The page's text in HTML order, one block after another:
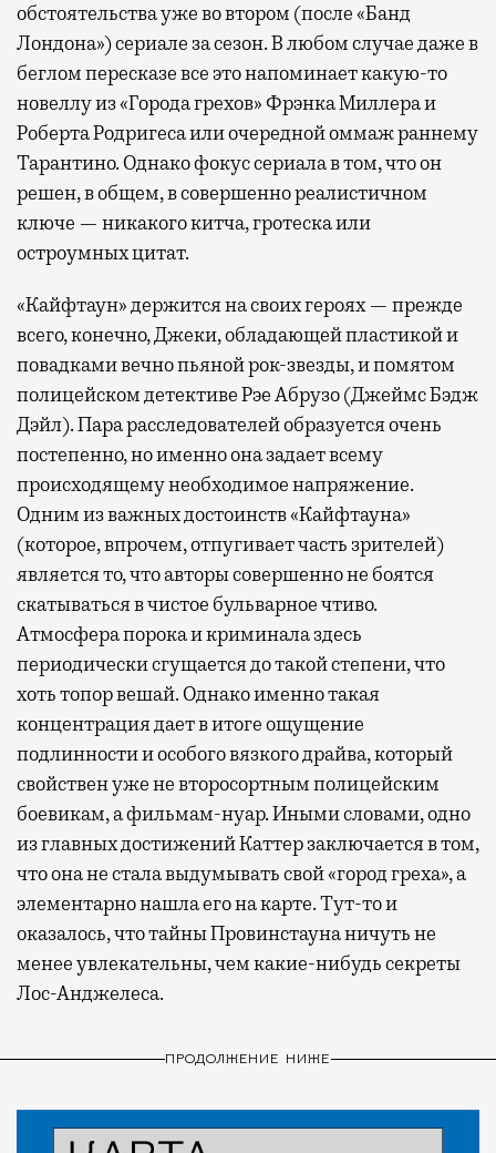
обстоятельства уже во втором (после «Банд
Лондона») сериале за сезон. В любом случае даже в
беглом пересказе все это напоминает какую-то
новеллу из «Города грехов» Фрэнка Миллера и
Роберта Родригеса или очередной оммаж раннему
Тарантино. Однако фокус сериала в том, что он
решен, в общем, в совершенно реалистичном
ключе — никакого китча, гротеска или
остроумных цитат.
«Кайфтаун» держится на своих героях — прежде
всего, конечно, Джеки, обладающей пластикой и
повадками вечно пьяной рок-звезды, и помятом
полицейском детективе Рэе Абрузо (Джеймс Бэдж
Дэйл). Пара расследователей образуется очень
постепенно, но именно она задает всему
происходящему необходимое напряжение.
Одним из важных достоинств «Кайфтауна»
(которое, впрочем, отпугивает часть зрителей)
является то, что авторы совершенно не боятся
скатываться в чистое бульварное чтиво.
Атмосфера порока и криминала здесь
периодически сгущается до такой степени, что
хоть топор вешай. Однако именно такая
концентрация дает в итоге ощущение
подлинности и особого вязкого драйва, который
свойствен уже не второсортным полицейским
боевикам, а фильмам-нуар. Иными словами, одно
из главных достижений Каттер заключается в том,
что она не стала выдумывать свой «город греха», а
элементарно нашла его на карте. Тут-то и
оказалось, что тайны Провинстауна ничуть не
менее увлекательны, чем какие-нибудь секреты
Лос-Анджелеса.
ПРОДОЛЖЕНИЕ НИЖЕ